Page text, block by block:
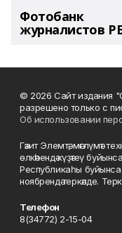
Фотобанк
журналистов
© 2026 Сайт издания
разрешено только с
Об использовании
Гәзит Элемтә, мәғлүмәт
өлкәһендә күҙәтеү
Республикаһы
ноябрендә теркәлде.
Телефон
8(34772) 2-15-04